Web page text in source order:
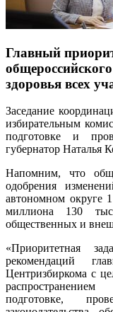
Главный
здоровья всех
Заседание
избирательным
подготовке и
губернатор Наталья
Напомним, что
одобрения
автономном округе
миллиона 130
общественных и
«Приоритетная
рекомендаций
Центризбиркома с
подготовке,